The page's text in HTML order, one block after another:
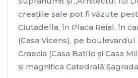
creaţiile sale pot fi văzute
Ciutadella, în Placa Reial, în
(Casa Vicens), pe boulevardul
Graecia (Casa Batllo şi Casa
şi magnifica Catedrală